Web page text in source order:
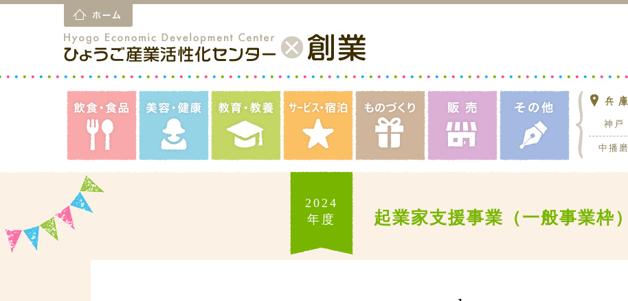
神戸
中播磨
2024
年度
起業家支援事業（一般事業枠）